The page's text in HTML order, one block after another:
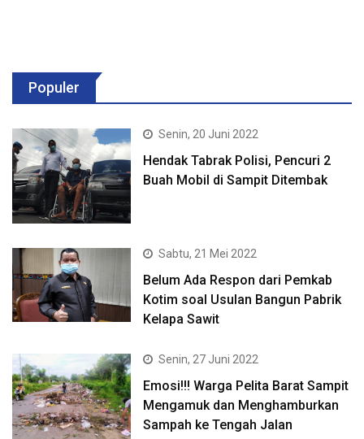
Populer
Senin, 20 Juni 2022
Hendak Tabrak Polisi, Pencuri 2
Buah Mobil di Sampit Ditembak
Sabtu, 21 Mei 2022
Belum Ada Respon dari Pemkab
Kotim soal Usulan Bangun Pabrik
Kelapa Sawit
Senin, 27 Juni 2022
Emosi!!! Warga Pelita Barat Sampit
Mengamuk dan Menghamburkan
Sampah ke Tengah Jalan